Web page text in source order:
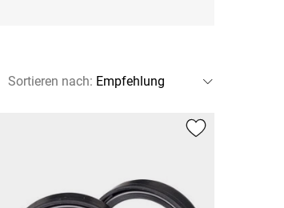
Sortieren nach: